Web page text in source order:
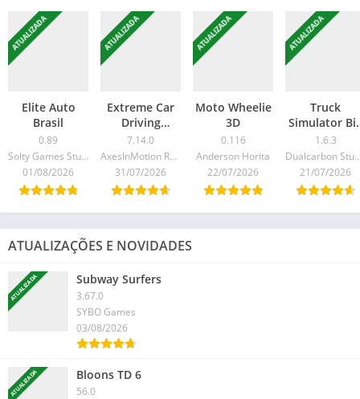
ATUALIZADA
Elite Auto
Brasil
0.89
Solty Games Studio
01/08/2026
ATUALIZADA
Extreme Car
Driving
Simulator
7.14.0
AxesInMotion Racing
31/07/2026
ATUALIZADA
Moto Wheelie
3D
0.116
Anderson Horita
22/07/2026
ATUALIZADA
Truck
Simulator
Rigs
1.6.3
21/07/2026
ATUALIZAÇÕES E NOVIDADES
ATUALIZADA Subway Surfers
3.67.0
SYBO Games
03/08/2026
ATUALIZADA Bloons TD 6
56.0